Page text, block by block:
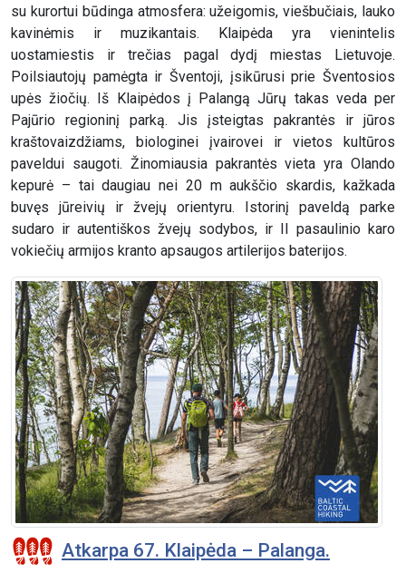
su kurortui būdinga atmosfera: užeigomis, viešbučiais, lauko
kavinėmis ir muzikantais. Klaipėda yra vienintelis
uostamiestis ir trečias pagal dydį miestas Lietuvoje.
Poilsiautojų pamėgta ir Šventoji, įsikūrusi prie Šventosios
upės žiočių. Iš Klaipėdos į Palangą Jūrų takas veda per
Pajūrio regioninį parką. Jis įsteigtas pakrantės ir jūros
kraštovaizdžiams, biologinei įvairovei ir vietos kultūros
paveldui saugoti. Žinomiausia pakrantės vieta yra Olando
kepurė – tai daugiau nei 20 m aukščio skardis, kažkada
buvęs jūreivių ir žvejų orientyru. Istorinį paveldą parke
sudaro ir autentiškos žvejų sodybos, ir II pasaulinio karo
vokiečių armijos kranto apsaugos artilerijos baterijos.
Atkarpa 67. Klaipėda – Palanga.